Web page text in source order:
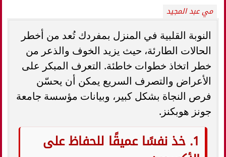
مي عبد المجيد
النوبة القلبية في المنزل بمفردك تُعد من أخطر
الحالات الطارئة، حيث يزيد الخوف والذعر من
خطر اتخاذ خطوات خاطئة. التعرف المبكر على
الأعراض والتصرف السريع يمكن أن يحسّن
فرص النجاة بشكل كبير، وبيانات مؤسسة جامعة
جونز هوبكنز.
1. خذ نفسًا عميقًا للحفاظ على